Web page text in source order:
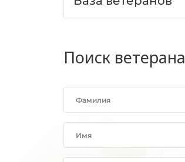
Поиск ветерана